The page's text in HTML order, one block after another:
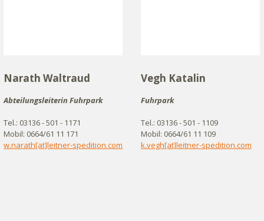
Narath Waltraud
Abteilungsleiterin Fuhrpark
Tel.: 03136 - 501 - 1171
Mobil: 0664/61 11 171
w.narath[at]leitner-spedition.com
Vegh Katalin
Fuhrpark
Tel.: 03136 - 501 - 1109
Mobil: 0664/61 11 109
k.vegh[at]leitner-spedition.com